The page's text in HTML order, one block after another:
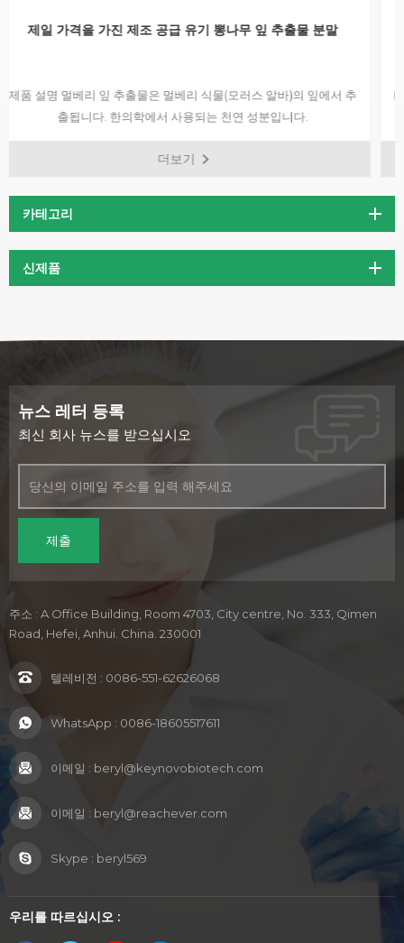
추출물 분말
바)의 잎에서 추
고품질 악마의 ​​발톱 추출물 CAS
Harpagophytum procumbens로도 알려진 악마의
남부 아프리카의 칼라하리 사막에 자생하는 식물의
허브 추출물입니다. 이는 아프리카 의학, 특히 항염증
성으로 인해 전통적으로 오랫동안 사용되어 왔습니다.
카테고리
신제품
뉴스 레터 등록
최신 회사 뉴스를 받으십시오
주소 : A Office Building, Room 4703, City centre, No. 333, Qimen
Road, Hefei, Anhui. China. 230001
텔레비전 : 0086-551-62626068
WhatsApp : 0086-18605517611
이메일 : beryl@keynovobiotech.com
이메일 : beryl@reachever.com
Skype : beryl569
우리를 따르십시오 :